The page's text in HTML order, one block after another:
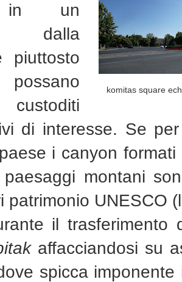
komitas square
in un
dalla
piuttosto
di interesse. Se
i canyon
paesaggi montani
patrimonio UNESCO
il trasferimento
affacciandosi su
spicca